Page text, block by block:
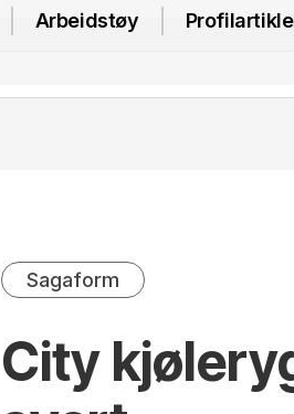
Arbeidstøy
Sagaform
City